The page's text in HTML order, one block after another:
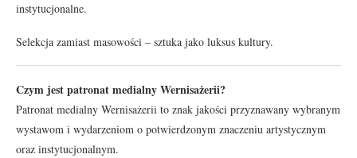
instytucjonalne.
Selekcja zamiast masowości – sztuka jako luksus kultury.
Czym jest patronat medialny Wernisażerii?
Patronat medialny Wernisażerii to znak jakości przyznawany wybranym
wystawom i wydarzeniom o potwierdzonym znaczeniu artystycznym
oraz instytucjonalnym.